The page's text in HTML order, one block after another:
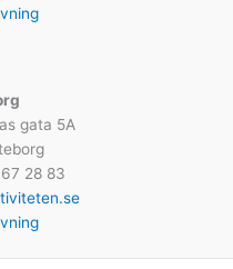
gata 5A
28 83